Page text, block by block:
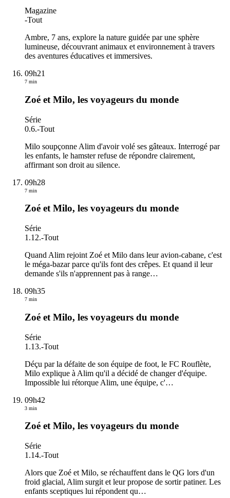
Magazine
-Tout
Ambre, 7 ans, explore la nature guidée par une sphère
lumineuse, découvrant animaux et environnement à travers
des aventures éducatives et immersives.
09h21
7 min
Zoé et Milo, les voyageurs du monde
Série
0.6.-Tout
Milo soupçonne Alim d'avoir volé ses gâteaux. Interrogé par
les enfants, le hamster refuse de répondre clairement,
affirmant son droit au silence.
09h28
7 min
Zoé et Milo, les voyageurs du monde
Série
1.12.-Tout
Quand Alim rejoint Zoé et Milo dans leur avion-cabane, c'est
le méga-bazar parce qu'ils font des crêpes. Et quand il leur
demande s'ils n'apprennent pas à range…
09h35
7 min
Zoé et Milo, les voyageurs du monde
Série
1.13.-Tout
Déçu par la défaite de son équipe de foot, le FC Rouflète,
Milo explique à Alim qu'il a décidé de changer d'équipe.
Impossible lui rétorque Alim, une équipe, c'…
09h42
3 min
Zoé et Milo, les voyageurs du monde
Série
1.14.-Tout
Alors que Zoé et Milo, se réchauffent dans le QG lors d'un
froid glacial, Alim surgit et leur propose de sortir patiner. Les
enfants sceptiques lui répondent qu…